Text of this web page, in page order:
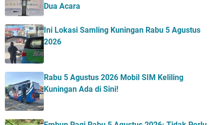
Dua Acara
Ini Lokasi Samling Kuningan Rabu 5 Agustus
2026
Rabu 5 Agustus 2026 Mobil SIM Keliling
Kuningan Ada di Sini!